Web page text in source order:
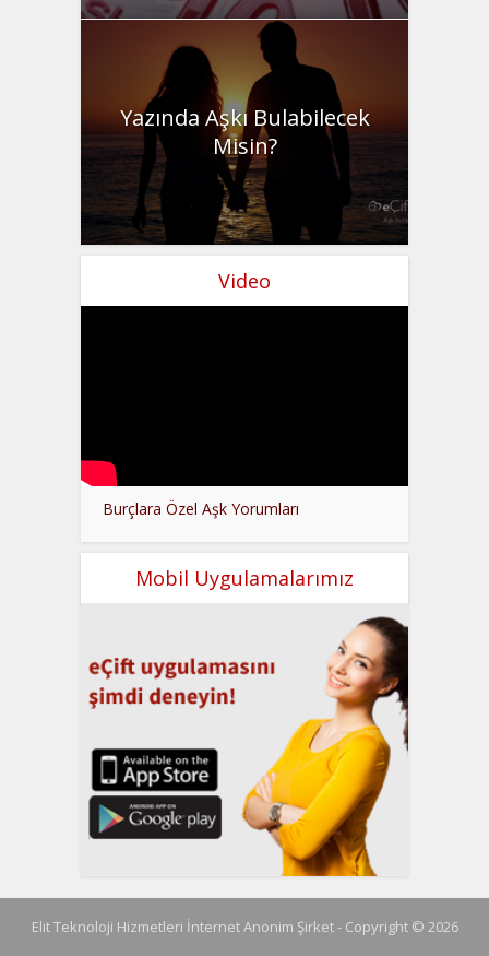
Yazında Aşkı Bulabilecek
Misin?
Video
Burçlara Özel Aşk Yorumları
Mobil Uygulamalarımız
Elit Teknoloji Hizmetleri İnternet Anonim Şirket - Copyright © 2026